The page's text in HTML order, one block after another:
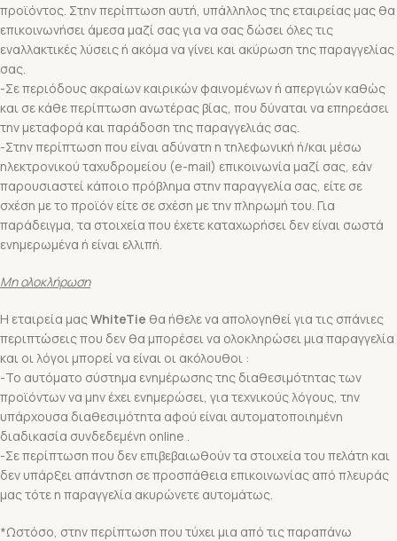
προϊόντος. Στην περίπτωση αυτή, υπάλληλος της εταιρείας μας θα
επικοινωνήσει άμεσα μαζί σας για να σας δώσει όλες τις
εναλλακτικές λύσεις ή ακόμα να γίνει και ακύρωση της παραγγελίας
σας.
-Σε περιόδους ακραίων καιρικών φαινομένων ή απεργιών καθώς
και σε κάθε περίπτωση ανωτέρας βίας, που δύναται να επηρεάσει
την μεταφορά και παράδοση της παραγγελιάς σας.
-Στην περίπτωση που είναι αδύνατη η τηλεφωνική ή/και μέσω
ηλεκτρονικού ταχυδρομείου (e-mail) επικοινωνία μαζί σας, εάν
παρουσιαστεί κάποιο πρόβλημα στην παραγγελία σας, είτε σε
σχέση με το προϊόν είτε σε σχέση με την πληρωμή του. Για
παράδειγμα, τα στοιχεία που έχετε καταχωρήσει δεν είναι σωστά
ενημερωμένα ή είναι ελλιπή.
Μη ολοκλήρωση
Η εταιρεία μαςWhiteTie θα ήθελε να απολογηθεί για τις σπάνιες
περιπτώσεις που δεν θα μπορέσει να ολοκληρώσει μια παραγγελία
και οι λόγοι μπορεί να είναι οι ακόλουθοι :
-Το αυτόματο σύστημα ενημέρωσης της διαθεσιμότητας των
προϊόντων να μην έχει ενημερώσει, για τεχνικούς λόγους, την
υπάρχουσα διαθεσιμότητα αφού είναι αυτοματοποιημένη
διαδικασία συνδεδεμένη online .
-Σε περίπτωση που δεν επιβεβαιωθούν τα στοιχεία του πελάτη και
δεν υπάρξει απάντηση σε προσπάθεια επικοινωνίας από πλευράς
μας τότε η παραγγελία ακυρώνετε αυτομάτως.
*Ωστόσο, στην περίπτωση που τύχει μια από τις παραπάνω